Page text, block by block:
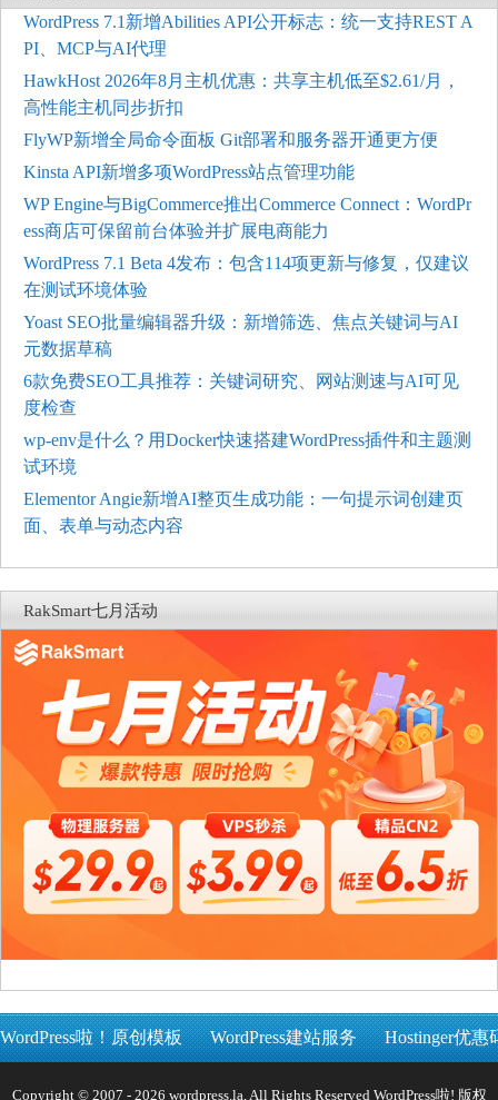
WordPress 7.1新增Abilities API公开标志：统一支持REST A
PI、MCP与AI代理
HawkHost 2026年8月主机优惠：共享主机低至$2.61/月，
高性能主机同步折扣
FlyWP新增全局命令面板 Git部署和服务器开通更方便
Kinsta API新增多项WordPress站点管理功能
WP Engine与BigCommerce推出Commerce Connect：WordPr
ess商店可保留前台体验并扩展电商能力
WordPress 7.1 Beta 4发布：包含114项更新与修复，仅建议
在测试环境体验
Yoast SEO批量编辑器升级：新增筛选、焦点关键词与AI
元数据草稿
6款免费SEO工具推荐：关键词研究、网站测速与AI可见
度检查
wp-env是什么？用Docker快速搭建WordPress插件和主题测
试环境
Elementor Angie新增AI整页生成功能：一句提示词创建页
面、表单与动态内容
RakSmart七月活动
WordPress啦！原创模板 WordPress建站服务 Hostinger优惠
Copyright © 2007 - 2026 wordpress.la, All Rights Reserved WordPress啦! 版权